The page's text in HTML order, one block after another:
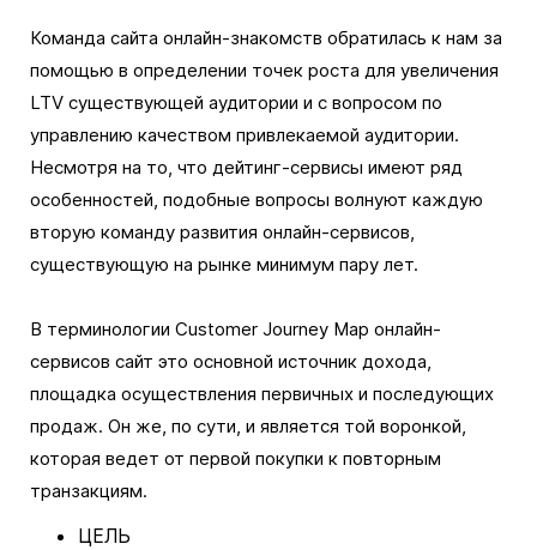
Команда сайта онлайн-знакомств обратилась к нам за
помощью в определении точек роста для увеличения
LTV существующей аудитории и с вопросом по
управлению качеством привлекаемой аудитории.
Несмотря на то, что дейтинг-сервисы имеют ряд
особенностей, подобные вопросы волнуют каждую
вторую команду развития онлайн-сервисов,
существующую на рынке минимум пару лет.
В терминологии Customer Journey Map онлайн-
сервисов сайт это основной источник дохода,
площадка осуществления первичных и последующих
продаж. Он же, по сути, и является той воронкой,
которая ведет от первой покупки к повторным
транзакциям.
ЦЕЛЬ